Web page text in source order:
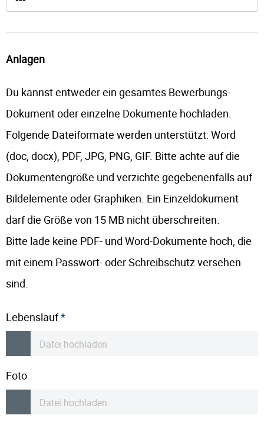
Anlagen
Du kannst entweder ein gesamtes Bewerbungs-
Dokument oder einzelne Dokumente hochladen.
Folgende Dateiformate werden unterstützt: Word
(doc, docx), PDF, JPG, PNG, GIF. Bitte achte auf die
Dokumentengröße und verzichte gegebenenfalls auf
Bildelemente oder Graphiken. Ein Einzeldokument
darf die Größe von 15 MB nicht überschreiten.
Bitte lade keine PDF- und Word-Dokumente hoch, die
mit einem Passwort- oder Schreibschutz versehen
sind.
Lebenslauf*
Datei hochladen
Foto
Datei hochladen